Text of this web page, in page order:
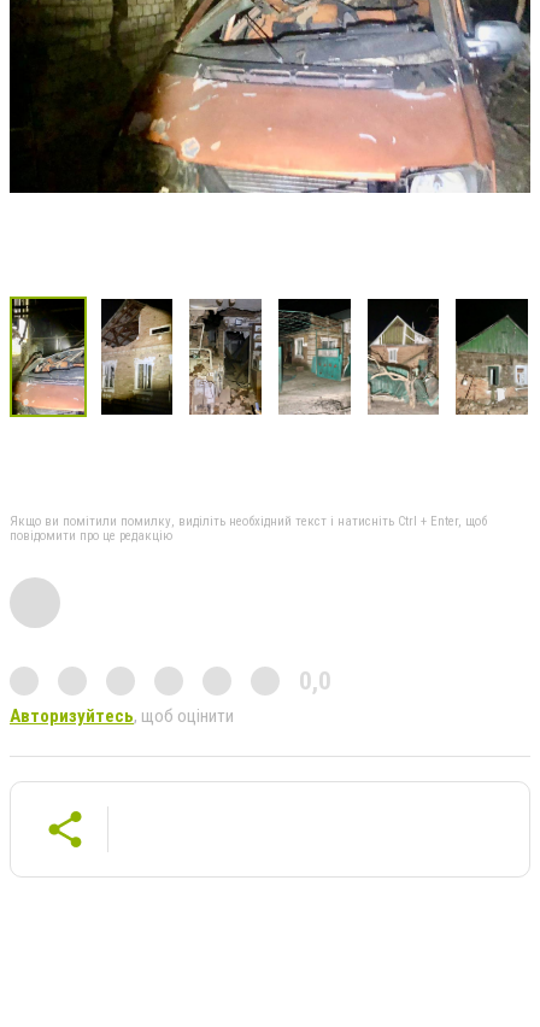
Якщо ви помітили помилку, виділіть необхідний текст і натисніть Ctrl + Enter, щоб
повідомити про це редакцію
0,0
Авторизуйтесь, щоб оцінити